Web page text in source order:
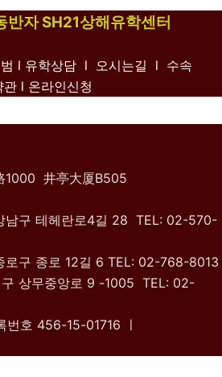
반자 SH21상해유학센터
l 유학상담 l 오시는길 l 수속
관 l 온라인신청
1000 井亭大厦B505
남구 테헤란로4길 28 TEL: 02-570-
로구 종로 12길 6 TEL: 02-768-8013
구 상무중앙로 9 -1005 TEL: 02-
번호 456-15-01716 ㅣ